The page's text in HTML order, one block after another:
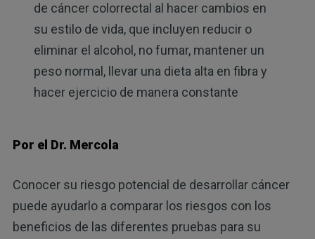
de cáncer colorrectal al hacer cambios en
su estilo de vida, que incluyen reducir o
eliminar el alcohol, no fumar, mantener un
peso normal, llevar una dieta alta en fibra y
hacer ejercicio de manera constante
Por el Dr. Mercola
Conocer su riesgo potencial de desarrollar cáncer
puede ayudarlo a comparar los riesgos con los
beneficios de las diferentes pruebas para su